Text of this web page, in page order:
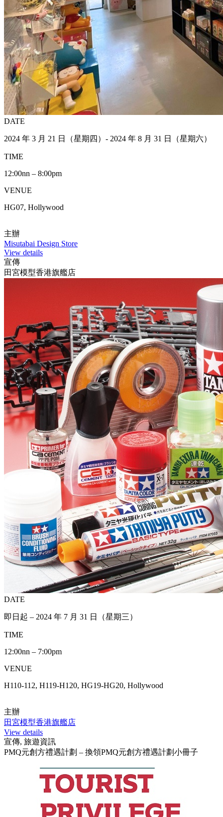
DATE
2024 年 3 月 21 日（星期四）- 2024 年 8 月 31 日（星期六）
TIME
12:00nn – 8:00pm
VENUE
HG07, Hollywood
主辦
Misutabai Design Store
View details
宣傳
田宮模型香港旗艦店
DATE
即日起 – 2024 年 7 月 31 日（星期三）
TIME
12:00nn – 7:00pm
VENUE
H110-112, H119-H120, HG19-HG20, Hollywood
主辦
田宮模型香港旗艦店
View details
宣傳, 旅遊資訊
PMQ元創方禮遇計劃 – 換領PMQ元創方禮遇計劃小冊子